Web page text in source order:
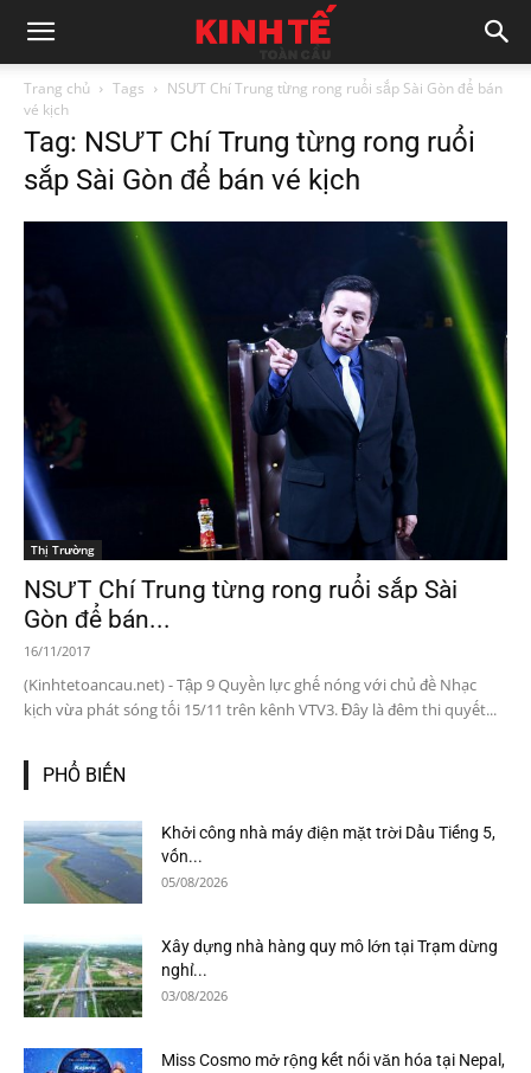
Trang chủ Tags
NSƯT Chí Trung từng rong ruổi sắp Sài Gòn để bán
vé kịch
Tag: NSƯT Chí Trung từng rong ruổi
sắp Sài Gòn để bán vé kịch
Thị Trường
NSƯT Chí Trung từng rong ruổi sắp Sài
Gòn để bán...
16/11/2017
(Kinhtetoancau.net) - Tập 9 Quyền lực ghế nóng với chủ đề Nhạc
kịch vừa phát sóng tối 15/11 trên kênh VTV3. Đây là đêm thi quyết...
PHỔ BIẾN
Khởi công nhà máy điện mặt trời Dầu Tiếng 5,
vốn...
05/08/2026
Xây dựng nhà hàng quy mô lớn tại Trạm dừng
nghỉ...
03/08/2026
Miss Cosmo mở rộng kết nối văn hóa tại Nepal,